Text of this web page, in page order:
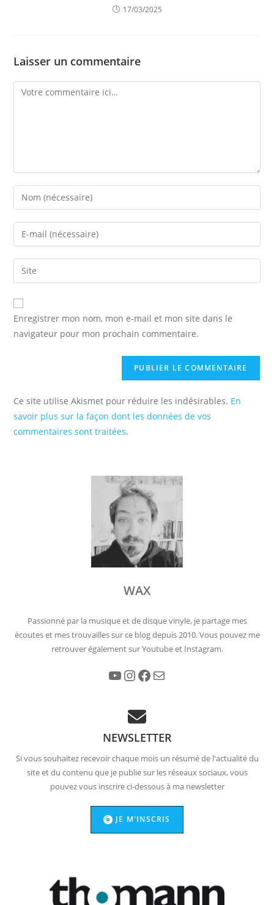
17/03/2025
Laisser un commentaire
Comment
Enter
your
name
comment
Enter
your
email
address
comment
Saisir
l’URL
de
votre
(facultatif)
Enregistrer mon nom, mon e-mail et mon site dans le
navigateur pour mon prochain commentaire.
Ce site utilise Akismet pour réduire les indésirables. En
savoir plus sur la façon dont les données de vos
commentaires sont traitées.
WAX
Passionné par la musique et de disque vinyle, je partage mes
écoutes et mes trouvailles sur ce blog depuis 2010. Vous pouvez me
retrouver également sur Youtube et Instagram.
YouTube Instagram Facebook
NEWSLETTER
Si vous souhaitez recevoir chaque mois un résumé de l'actualité du
site et du contenu que je publie sur les réseaux sociaux, vous
pouvez vous inscrire ci-dessous à ma newsletter
JE M'INSCRIS